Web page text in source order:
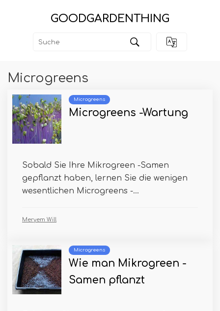
GOODGARDENTHING
Microgreens
Microgreens
Microgreens -Wartung
Sobald Sie Ihre Mikrogreen -Samen
gepflanzt haben, lernen Sie die wenigen
wesentlichen Microgreens -...
Meryem Will
Microgreens
Wie man Mikrogreen -
Samen pflanzt